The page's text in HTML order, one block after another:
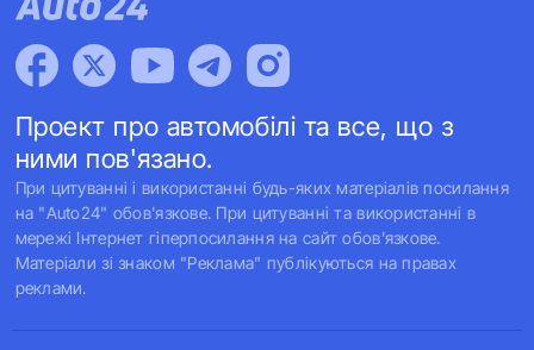
Проект про автомобілі та все, що з
ними пов'язано.
При цитуванні і використанні будь-яких матеріалів посилання
на "Auto24" обов'язкове. При цитуванні та використанні в
мережі Інтернет гіперпосилання на сайт обов'язкове.
Матеріали зі знаком "Реклама" публікуються на правах
реклами.